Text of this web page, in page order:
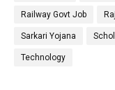
Railway Govt Job
Sarkari Yojana
Technology